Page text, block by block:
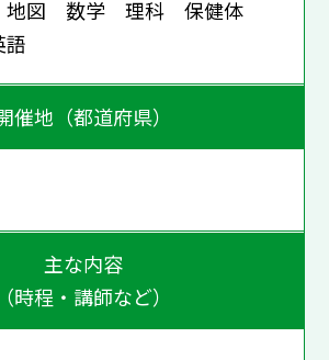
地図 数学 理科 保健体
語
催地（都道府県）
主な内容
（時程・講師など）